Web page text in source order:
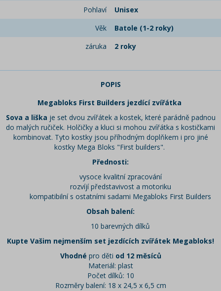
Pohlaví
Unisex
Věk
Batole (1-2 roky)
záruka
2 roky
POPIS
Megabloks First Builders jezdící zvířátka
Sova a liška je set dvou zvířátek a kostek, které parádně padnou
do malých ručiček. Holčičky a kluci si mohou zvířátka s kostičkami
kombinovat. Tyto kostky jsou příhodným doplňkem i pro jiné
kostky Mega Bloks "First builders".
Přednosti:
vysoce kvalitní zpracování
rozvíjí představivost a motoriku
kompatibilní s ostatními sadami Megabloks First Builders
Obsah balení:
10 barevných dílků
Kupte Vašim nejmenším set jezdících zvířátek Megabloks!
Vhodné pro děti od 12 měsíců
Materiál: plast
Počet dílků: 10
Rozměry balení: 18 x 24,5 x 6,5 cm